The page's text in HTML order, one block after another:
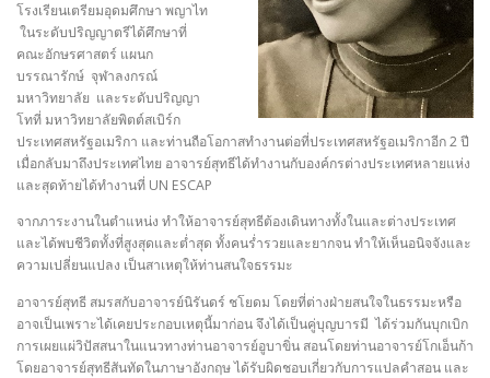
โรงเรียนเตรียมอุดมศึกษา พญาไท
ในระดับปริญญาตรีได้ศึกษาที่
คณะอักษรศาสตร์ แผนก
บรรณารักษ์ จุฬาลงกรณ์
มหาวิทยาลัย และระดับปริญญา
โทที่ มหาวิทยาลัยพิตต์สเบิร์ก
ประเทศสหรัฐอเมริกา และท่านถือโอกาสทำงานต่อที่ประเทศสหรัฐอเมริกาอีก 2 ปี
เมื่อกลับมาถึงประเทศไทย อาจารย์สุทธีได้ทำงานกับองค์กรต่างประเทศหลายแห่ง
และสุดท้ายได้ทำงานที่ UN ESCAP
จากภาระงานในตำแหน่ง ทำให้อาจารย์สุทธีต้องเดินทางทั้งในและต่างประเทศ
และได้พบชีวิตทั้งที่สูงสุดและต่ำสุด ทั้งคนร่ำรวยและยากจน ทำให้เห็นอนิจจังและ
ความเปลี่ยนแปลง เป็นสาเหตุให้ท่านสนใจธรรมะ
อาจารย์สุทธี สมรสกับอาจารย์นิรันดร์ ชโยดม โดยที่ต่างฝ่ายสนใจในธรรมะหรือ
อาจเป็นเพราะได้เคยประกอบเหตุนี้มาก่อน จึงได้เป็นคู่บุญบารมี ได้ร่วมกันบุกเบิก
การเผยแผ่วิปัสสนาในแนวทางท่านอาจารย์อูบาขิ่น สอนโดยท่านอาจารย์โกเอ็นก้า
โดยอาจารย์สุทธีสันทัดในภาษาอังกฤษ ได้รับผิดชอบเกี่ยวกับการแปลคำสอน และ